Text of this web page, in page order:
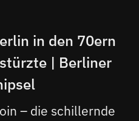
in den 70ern
| Berliner
– die schillernde